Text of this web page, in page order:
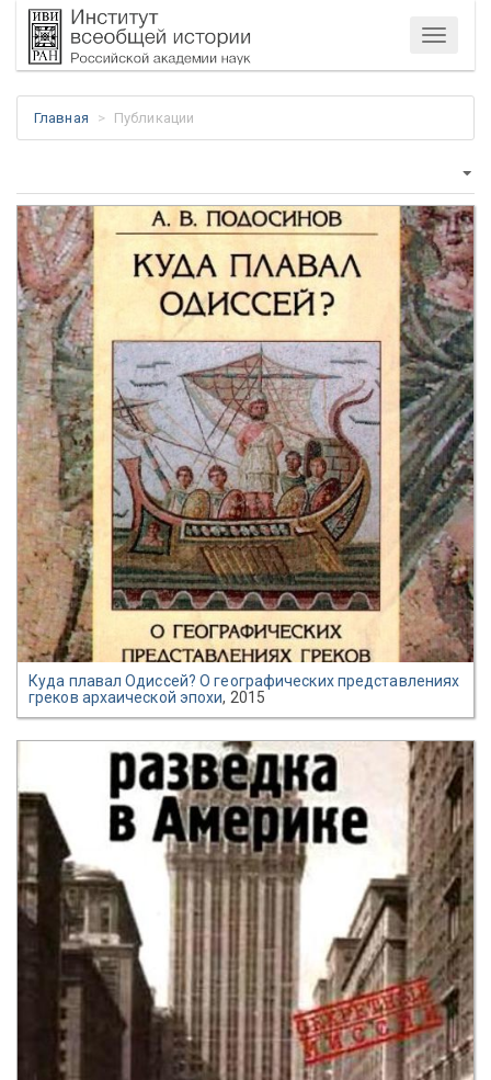
Меню
Главная Публикации
Куда плавал Одиссей? О географических представлениях
греков архаической эпохи, 2015